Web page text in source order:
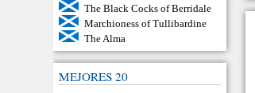
The Black Cocks of Berridale
Marchioness of Tullibardine
The Alma
MEJORES 20